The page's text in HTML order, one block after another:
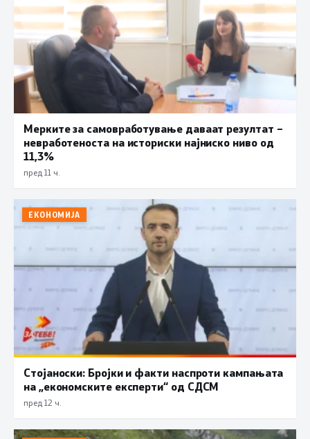
Мерките за самовработување даваат резултат –
невработеноста на историски најниско ниво од
11,3%
пред 11 ч.
ЕКОНОМИЈА
Стојаноски: Бројки и факти наспроти кампањата
на „економските експерти“ од СДСM
пред 12 ч.